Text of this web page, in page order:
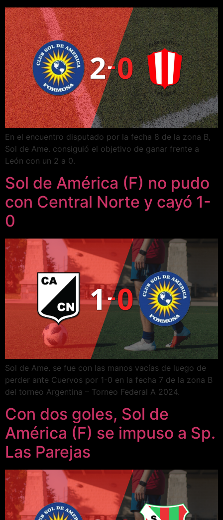
En el encuentro disputado por la fecha 8 de la zona B,
Sol de Ame. consiguió el objetivo de ganar frente a
León con un 2 a 0.
Sol de América (F) no pudo
con Central Norte y cayó 1-
0
Sol de Ame. se fue con las manos vacías de luego de
perder ante Cuervos por 1-0 en la fecha 7 de la zona B
del torneo Argentina – Torneo Federal A 2024.
Con dos goles, Sol de
América (F) se impuso a Sp.
Las Parejas